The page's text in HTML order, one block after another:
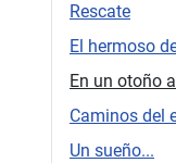
Rescate
El hermoso
En un otoño
Caminos del
Un sueño...